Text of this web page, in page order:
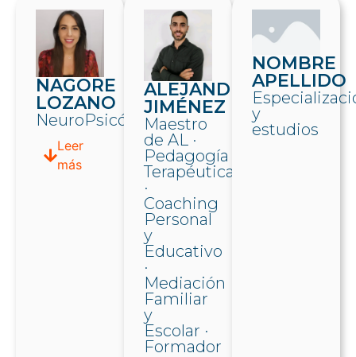
NAGORE
LOZANO
NeuroPsicóloga
Leer
más
ALEJANDRO
JIMÉNEZ
Maestro
de AL ·
Pedagogía
Terapéutica
·
Coaching
Personal
y
Educativo
·
Mediación
Familiar
y
Escolar ·
Formador
NOMBRE
APELLIDO
y
estudios